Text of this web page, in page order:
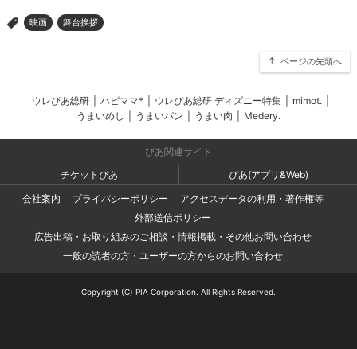
> 映画 舞台挨拶
ページの先頭へ
ウレぴあ総研 ハピママ* ウレぴあ総研 ディズニー特集 mimot.
うまいめし
うまいパン うまい肉 Medery.
ぴあ関連サイト
チケットぴあ
ぴあ(アプリ&Web)
会社案内
プライバシーポリシー
アクセスデータの利用・著作権等
外部送信ポリシー
広告出稿・お取り組みのご相談・情報掲載・その他お問い合わせ
一般の読者の方・ユーザーの方からのお問い合わせ
Copyright (C) PIA Corporation. All Rights Reserved.